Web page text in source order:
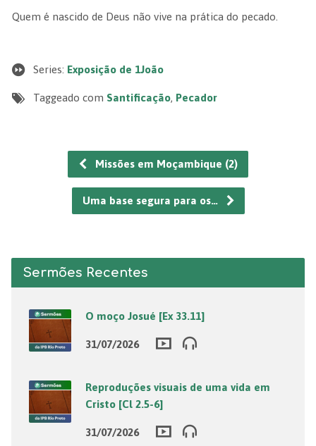
Quem é nascido de Deus não vive na prática do pecado.
Series: Exposição de 1João
Taggeado com Santificação, Pecador
Missões em Moçambique (2)
Uma base segura para os…
Sermões Recentes
O moço Josué [Ex 33.11]
31/07/2026
Reproduções visuais de uma vida em
Cristo [Cl 2.5-6]
31/07/2026